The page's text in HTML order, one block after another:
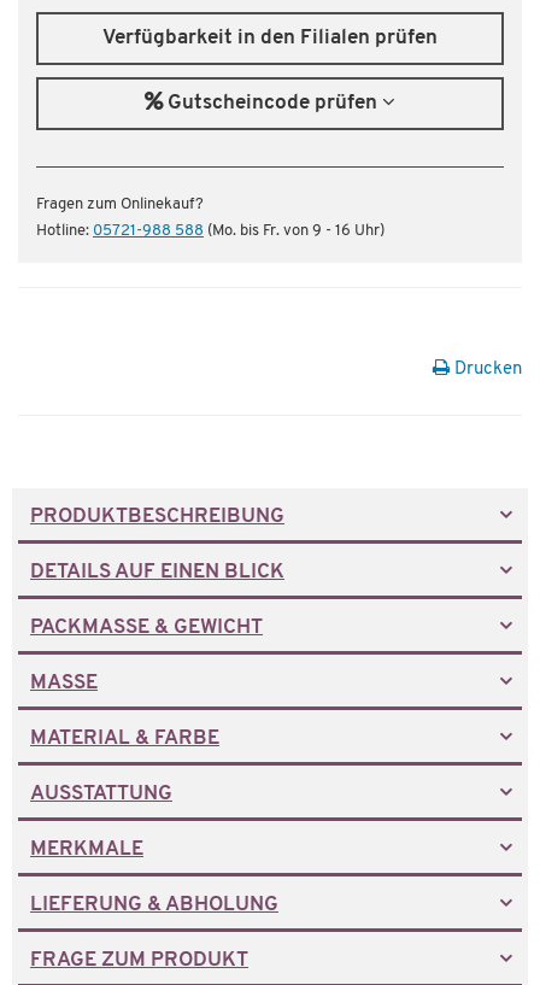
Verfügbarkeit in den Filialen prüfen
Gutscheincode prüfen
Fragen zum Onlinekauf?
Hotline: 05721-988 588 (Mo. bis Fr. von 9 - 16 Uhr)
Drucken
PRODUKTBESCHREIBUNG
DETAILS AUF EINEN BLICK
PACKMASSE & GEWICHT
MASSE
MATERIAL & FARBE
AUSSTATTUNG
MERKMALE
LIEFERUNG & ABHOLUNG
FRAGE ZUM PRODUKT